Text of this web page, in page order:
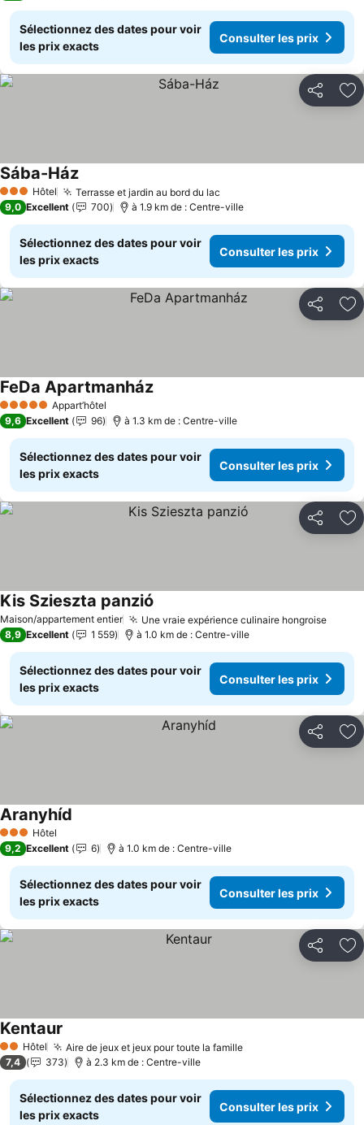
Sélectionnez des dates pour voir
les prix exacts
Consulter les prix
Partager
3 ÉtoilesHôtel Terrasse et jardin au bord du lac
Sába-HázConsulter les prix
9,0 Excellent 700 à 1.9 km de : Centre-ville
Sélectionnez des dates pour voir
les prix exacts
Consulter les prix
Partager
5 Étoiles Appart’hôtel
FeDa ApartmanházConsulter les prix
9,6 Excellent 96 à 1.3 km de : Centre-ville
Sélectionnez des dates pour voir
les prix exacts
Consulter les prix
Partager
Maison/appartement entier Une vraie expérience culinaire hongroise
Kis Szieszta panzió
8,9 Excellent 1 559 à 1.0 km de : Centre-ville
Sélectionnez des dates pour voir
les prix exacts
Consulter les prix
Partager
3 ÉtoilesHôtel
Aranyhíd
9,2 Excellent 6 à 1.0 km de : Centre-ville
Sélectionnez des dates pour voir
les prix exacts
Consulter les prix
Partager
2 Étoiles
Hôtel Aire de jeux et jeux pour toute la familleConsulter les prix
Kentaur
7,4 373 à 2.3 km de : Centre-ville
Sélectionnez des dates pour voir
les prix exacts
Consulter les prix